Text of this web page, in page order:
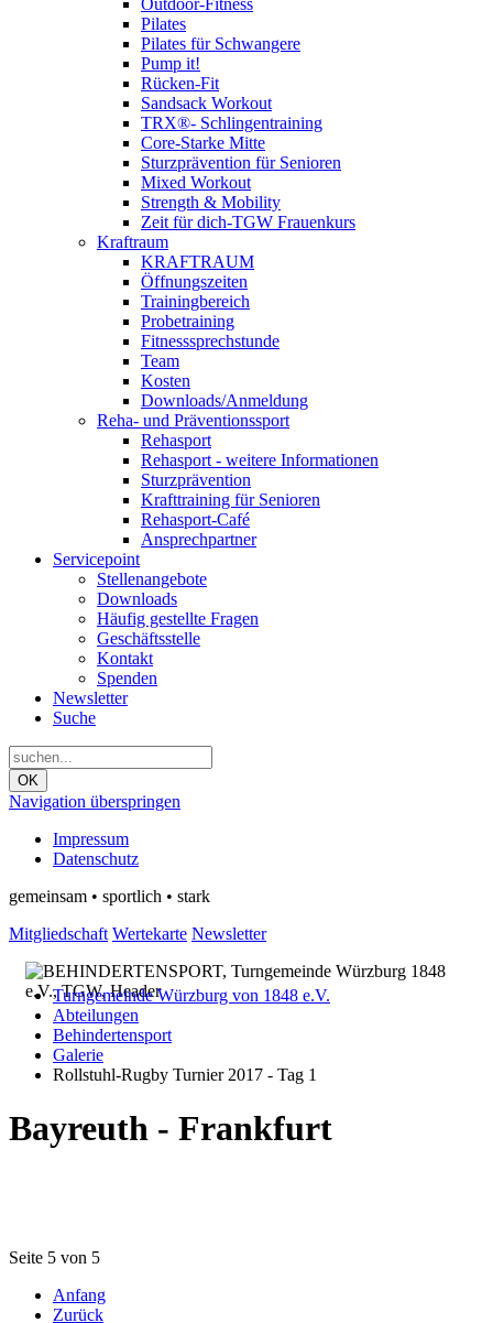
Outdoor-Fitness
Pilates
Pilates für Schwangere
Pump it!
Rücken-Fit
Sandsack Workout
TRX®- Schlingentraining
Core-Starke Mitte
Sturzprävention für Senioren
Mixed Workout
Strength & Mobility
Zeit für dich-TGW Frauenkurs
Kraftraum
KRAFTRAUM
Öffnungszeiten
Trainingbereich
Probetraining
Fitnesssprechstunde
Team
Kosten
Downloads/Anmeldung
Reha- und Präventionssport
Rehasport
Rehasport - weitere Informationen
Sturzprävention
Krafttraining für Senioren
Rehasport-Café
Ansprechpartner
Servicepoint
Stellenangebote
Downloads
Häufig gestellte Fragen
Geschäftsstelle
Kontakt
Spenden
Newsletter
Suche
OK
Navigation überspringen
Impressum
Datenschutz
gemeinsam • sportlich • stark
Mitgliedschaft Wertekarte Newsletter
Turngemeinde Würzburg von 1848 e.V.
Abteilungen
Behindertensport
Galerie
Rollstuhl-Rugby Turnier 2017 - Tag 1
Bayreuth - Frankfurt
Seite 5 von 5
Anfang
Zurück